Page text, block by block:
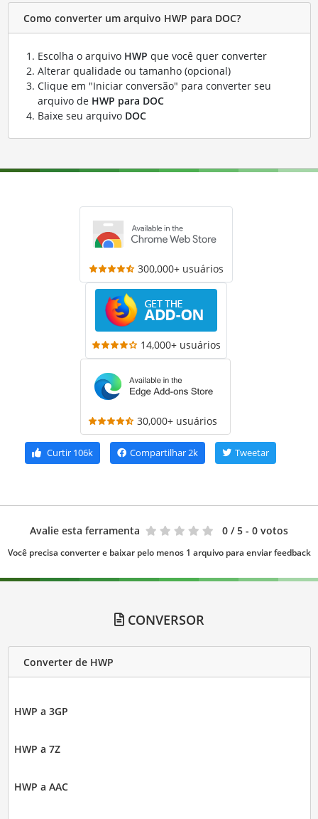
Como converter um arquivo HWP para DOC?
Escolha o arquivo HWP que você quer converter
Alterar qualidade ou tamanho (opcional)
Clique em "Iniciar conversão" para converter seu
arquivo de HWP para DOC
Baixe seu arquivo DOC
300,000+ usuários
14,000+ usuários
30,000+ usuários
Curtir 106k Compartilhar2k Tweetar
Avalie esta ferramenta 0 / 5 - 0 votos
Você precisa converter e baixar pelo menos 1 arquivo para enviar feedback
CONVERSOR
Converter de HWP
HWP a 3GP
HWP a 7Z
HWP a AAC